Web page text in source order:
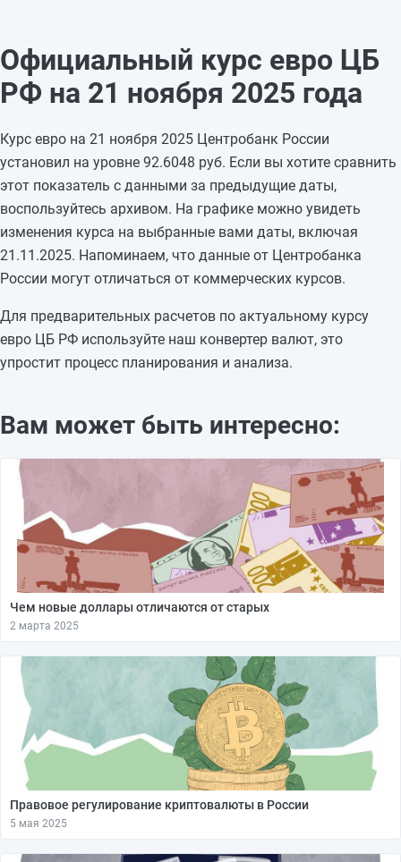
18.11.2025
94,418
-0,6808
17.11.2025
95,0988
—
95,0988
15.11.2025
95,0987
+1,4033
14.11.2025
93,6954
-0,494
13.11.2025
94,1894
-0,0061
12.11.2025
94,1955
+0,2667
11.11.2025
93,9288
+0,0922
10.11.2025
93,8366
—
09.11.2025
93,8366
—
07.11.2025
Официальный курс евро ЦБ
РФ на 21 ноября 2025 года
Курс евро на 21 ноября 2025 Центробанк России
установил на уровне 92.6048 руб. Если вы хотите сравнить
этот показатель с данными за предыдущие даты,
воспользуйтесь архивом. На графике можно увидеть
изменения курса на выбранные вами даты, включая
21.11.2025. Напоминаем, что данные от Центробанка
России могут отличаться от коммерческих курсов.
Для предварительных расчетов по актуальному курсу
евро ЦБ РФ используйте наш конвертер валют, это
упростит процесс планирования и анализа.
Вам может быть интересно:
Чем новые доллары отличаются от старых
2 марта 2025
Правовое регулирование криптовалюты в России
5 мая 2025